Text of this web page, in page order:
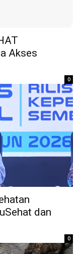
Akses
0
dan
0